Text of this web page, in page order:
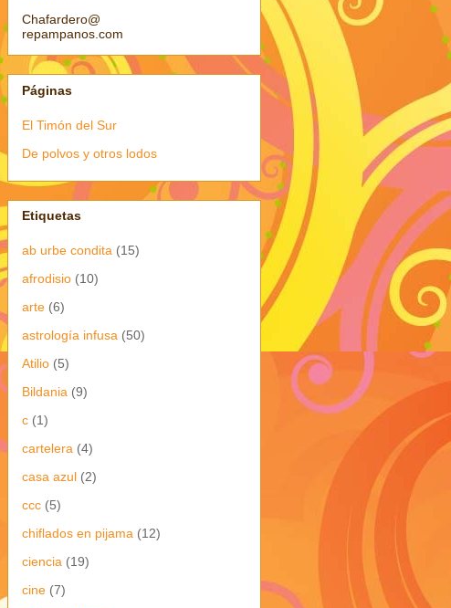
Chafardero@
repampanos.com
Páginas
El Timón del Sur
De polvos y otros lodos
Etiquetas
ab urbe condita (15)
afrodisio (10)
arte (6)
astrología infusa (50)
Atilio (5)
Bildania (9)
c (1)
cartelera (4)
casa azul (2)
ccc (5)
chiflados en pijama (12)
ciencia (19)
cine (7)